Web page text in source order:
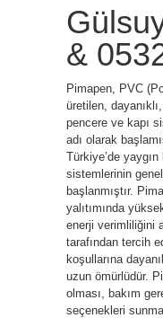
&
Pimapen, PVC
üretilen,
pencere ve kapı
adı olarak
Türkiye’de
sistemlerinin
başlanmıştır.
yalıtımında
enerji verimliliğini
tarafından tercih
koşullarına
uzun ömürlüdür.
olması, bakım
seçenekleri